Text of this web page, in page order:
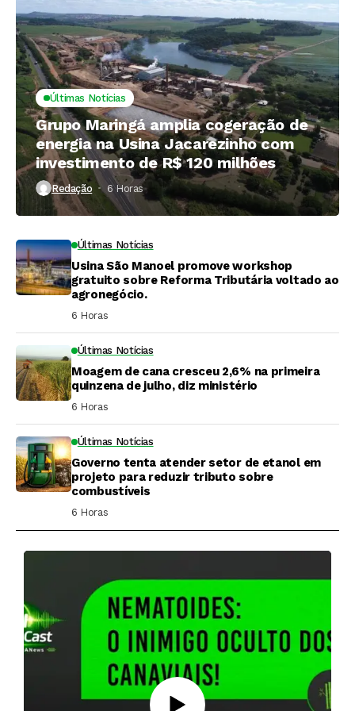
Últimas Notícias
Grupo Maringá amplia cogeração de
energia na Usina Jacarezinho com
investimento de R$ 120 milhões
Redação 6 Horas ⁮
Últimas Notícias
Usina São Manoel promove workshop
gratuito sobre Reforma Tributária voltado ao
agronegócio.
6 Horas ⁮
Últimas Notícias
Moagem de cana cresceu 2,6% na primeira
quinzena de julho, diz ministério
6 Horas ⁮
Últimas Notícias
Governo tenta atender setor de etanol em
projeto para reduzir tributo sobre
combustíveis
6 Horas ⁮